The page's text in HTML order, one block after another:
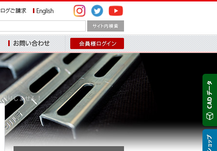
い合わせ
りしません！